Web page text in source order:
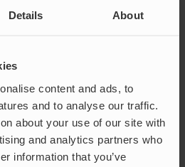
Details About
content and ads, to
and to analyse our traffic.
about your use of our site with
and analytics partners who
information that you’ve
DAS DORF